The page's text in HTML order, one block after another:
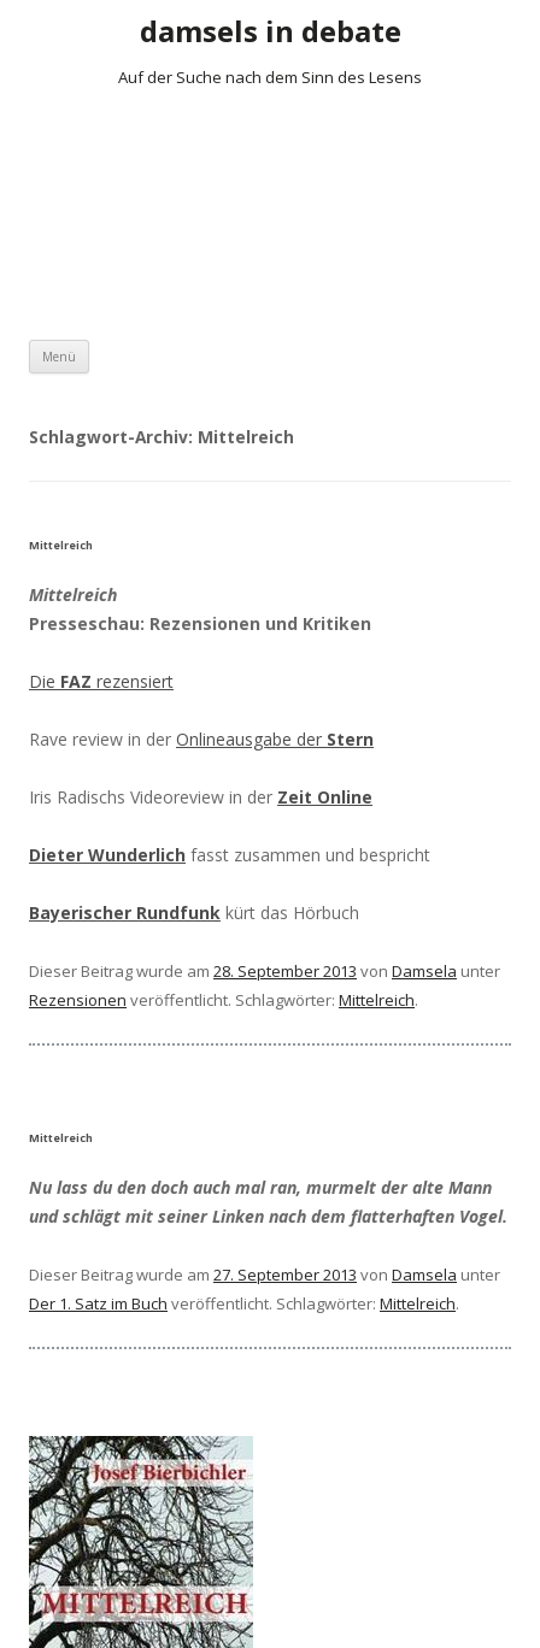
damsels in debate
Auf der Suche nach dem Sinn des Lesens
Menü
Schlagwort-Archiv: Mittelreich
Mittelreich
Mittelreich
Presseschau: Rezensionen und Kritiken
Die FAZ rezensiert
Rave review in der Onlineausgabe der Stern
Iris Radischs Videoreview in der Zeit Online
Dieter Wunderlich fasst zusammen und bespricht
Bayerischer Rundfunk kürt das Hörbuch
Dieser Beitrag wurde am 28. September 2013 von Damsela unter
Rezensionen veröffentlicht. Schlagwörter: Mittelreich.
Mittelreich
Nu lass du den doch auch mal ran, murmelt der alte Mann
und schlägt mit seiner Linken nach dem flatterhaften Vogel.
Dieser Beitrag wurde am 27. September 2013 von Damsela unter
Der 1. Satz im Buch veröffentlicht. Schlagwörter: Mittelreich.